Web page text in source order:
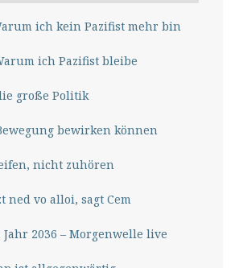
ich kein Pazifist mehr bin
ich Pazifist bleibe
große Politik
bewirken können
nicht zuhören
ned vo alloi, sagt Cem
2036 – Morgenwelle live